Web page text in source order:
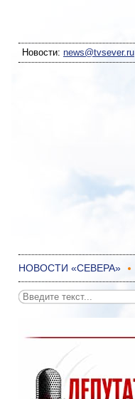
Новости: news@tvsever.ru
НОВОСТИ «СЕВЕРА»